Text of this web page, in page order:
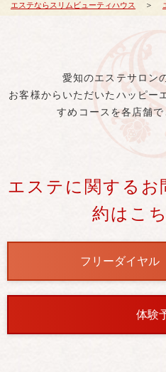
エステならスリムビューティハウス
愛知のエステサロン
お客様からいただいたハッピー
すめコースを各店舗で
エステに関するお
約はこ
フリーダイヤ
体験